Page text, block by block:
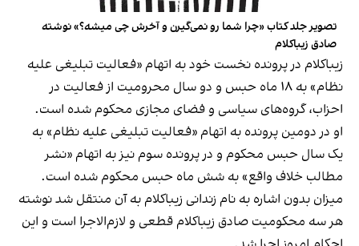
تصویر جلد کتاب «چرا شما رو نمی‌گیرن و آخرش چی میشه؟» نوشته
صادق زیباکلام
زیباکلام در پرونده نخست خود به اتهام «فعالیت تبلیغی علیه
نظام» به ۱۸ ماه حبس و دو سال محرومیت از فعالیت در
احزاب، گروه‌های سیاسی و فضای مجازی محکوم شده است.
او در دومین پرونده به اتهام «فعالیت تبلیغی علیه نظام» به
یک سال حبس محکوم و در پرونده سوم نیز به اتهام «نشر
مطالب خلاف واقع» به شش ماه حبس محکوم شده است.
میزان بدون اشاره به نام زندانی زیباکلام به آن منتقل شد نوشته
هر سه محکومیت صادق زیباکلام قطعی و لازم‌الاجرا است و این